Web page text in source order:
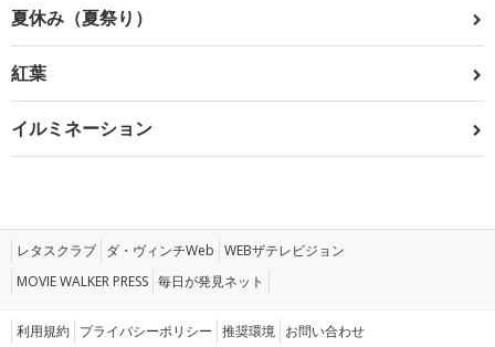
夏休み（夏祭り）
紅葉
イルミネーション
レタスクラブ ダ・ヴィンチWeb WEBザテレビジョン
MOVIE WALKER PRESS 毎日が発見ネット
利用規約 プライバシーポリシー 推奨環境 お問い合わせ